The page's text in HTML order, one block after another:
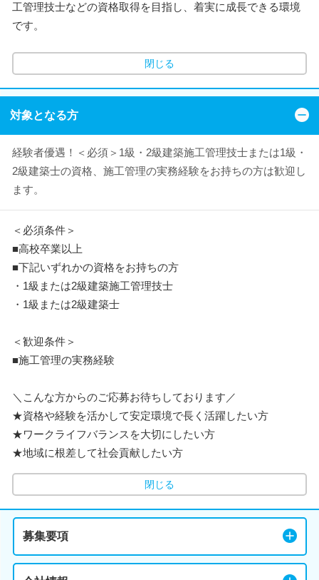
工管理技士などの資格取得を目指し、着実に成長できる環境
です。
閉じる
対象となる方
経験者優遇！＜必須＞1級・2級建築施工管理技士または1級・
2級建築士の資格、施工管理の実務経験をお持ちの方は歓迎し
ます。
＜必須条件＞
■高校卒業以上
■下記いずれかの資格をお持ちの方
・1級または2級建築施工管理技士
・1級または2級建築士
＜歓迎条件＞
■施工管理の実務経験
＼こんな方からのご応募お待ちしております／
★資格や経験を活かして安定環境で長く活躍したい方
★ワークライフバランスを大切にしたい方
★地域に根差して社会貢献したい方
閉じる
募集要項